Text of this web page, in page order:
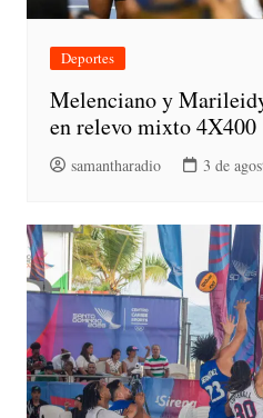
Deportes
Melenciano y
en relevo mixto 4X400
samantharadio 3 de